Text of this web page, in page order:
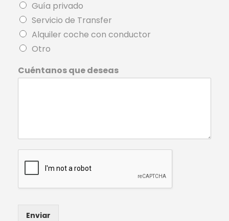
Guía privado
Servicio de Transfer
Alquiler coche con conductor
Otro
Cuéntanos que deseas
Enviar